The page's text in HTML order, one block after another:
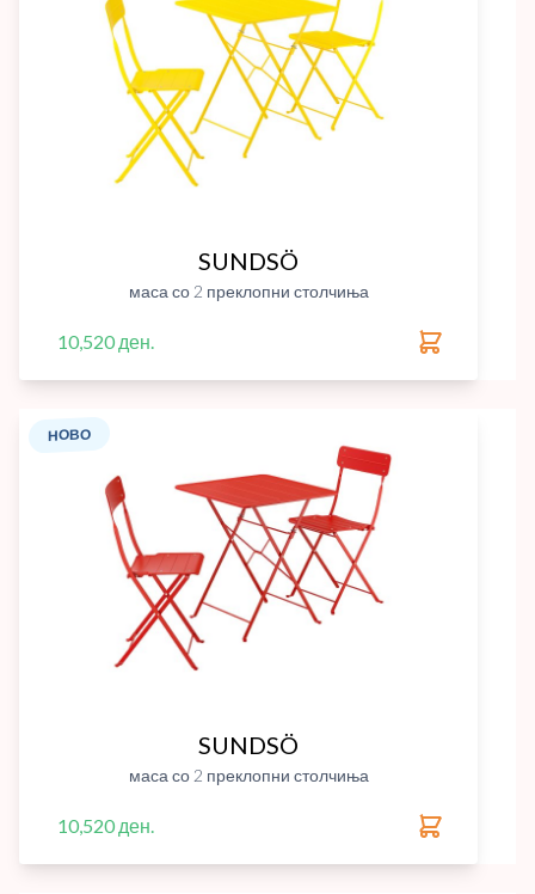
SUNDSÖ
маса со 2 преклопни столчиња
10,520 ден.
НОВО
SUNDSÖ
маса со 2 преклопни столчиња
10,520 ден.